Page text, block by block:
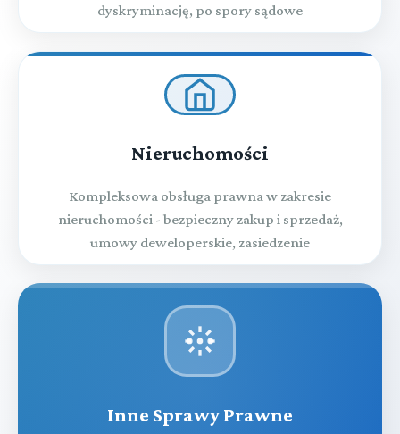
dyskryminację, po spory sądowe
Nieruchomości
Kompleksowa obsługa prawna w zakresie
nieruchomości - bezpieczny zakup i sprzedaż,
umowy deweloperskie, zasiedzenie
Inne Sprawy Prawne